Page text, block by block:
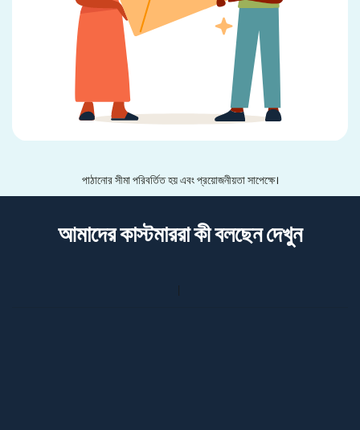
পাঠানোর সীমা পরিবর্তিত হয় এবং প্রয়োজনীয়তা সাপেক্ষে।
আমাদের কাস্টমাররা কী বলছেন দেখুন